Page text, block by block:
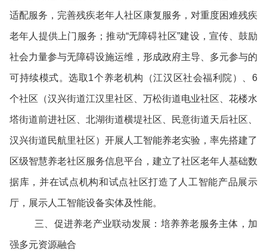
适配服务，完善残疾老年人社区康复服务，对重度困难残疾
老年人提供上门服务；推动“无障碍社区”建设，宣传、鼓励
社会力量参与无障碍设施运维，形成政府主导、多元参与的
可持续模式。选取1个养老机构（江汉区社会福利院）、6
个社区（汉兴街道江汉里社区、万松街道电业社区、花楼水
塔街道前进社区、北湖街道横堤社区、民意街道天后社区、
汉兴街道民航里社区）开展人工智能养老实验，率先搭建了
区级智慧养老社区服务信息平台，建立了社区老年人基础数
据库，并在试点机构和试点社区打造了人工智能产品展示
厅，展示人工智能设备实体及性能。
三、促进养老产业联动发展：培养养老服务主体，加
强多元资源融合